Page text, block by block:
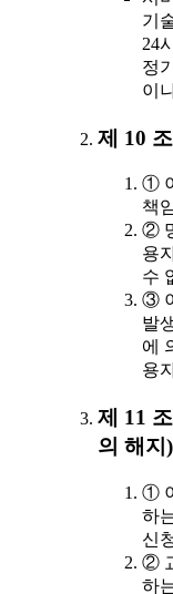
기
24
정
이
제 10
①
책
②
용
수
③
발
에
용
제 11
의 해지)
①
하
신
②
하